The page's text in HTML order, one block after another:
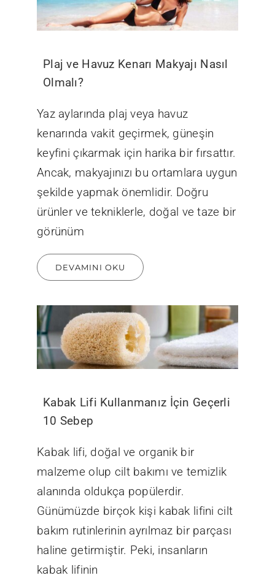
Plaj ve Havuz Kenarı Makyajı Nasıl
Olmalı?
Yaz aylarında plaj veya havuz
kenarında vakit geçirmek, güneşin
keyfini çıkarmak için harika bir fırsattır.
Ancak, makyajınızı bu ortamlara uygun
şekilde yapmak önemlidir. Doğru
ürünler ve tekniklerle, doğal ve taze bir
görünüm
DEVAMINI OKU
Kabak Lifi Kullanmanız İçin Geçerli
10 Sebep
Kabak lifi, doğal ve organik bir
malzeme olup cilt bakımı ve temizlik
alanında oldukça popülerdir.
Günümüzde birçok kişi kabak lifini cilt
bakım rutinlerinin ayrılmaz bir parçası
haline getirmiştir. Peki, insanların
kabak lifinin